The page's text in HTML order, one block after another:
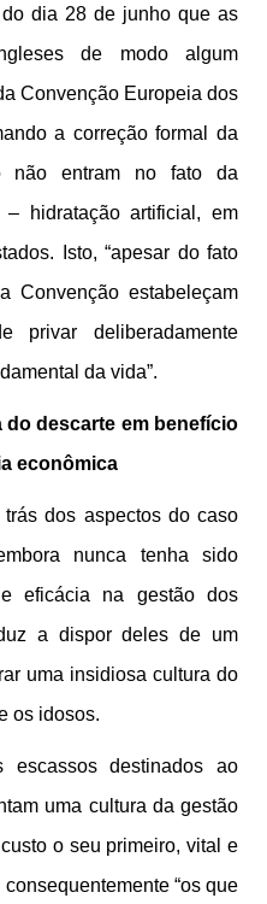
dia 28 de junho que as
de modo algum
Convenção Europeia dos
a correção formal da
não entram no fato da
hidratação artificial, em
Isto, “apesar do fato
estabeleçam
privar deliberadamente
da vida”.
do descarte em benefício
econômica
dos aspectos do caso
nunca tenha sido
eficácia na gestão dos
a dispor deles de um
uma insidiosa cultura do
os idosos.
escassos destinados ao
uma cultura da gestão
o seu primeiro, vital e
“os que